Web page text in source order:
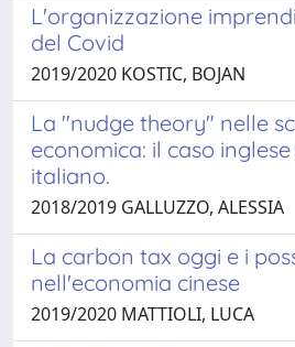
L'organizzazione
del Covid
2019/2020 KOSTIC, BOJAN
La "nudge theory" nelle
economica: il caso
italiano.
2018/2019 GALLUZZO, ALESSIA
La carbon tax oggi e i
nell'economia cinese
2019/2020 MATTIOLI, LUCA